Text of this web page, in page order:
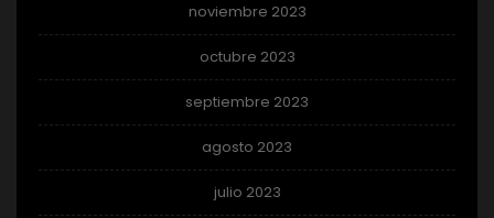
noviembre 2023
octubre 2023
septiembre 2023
agosto 2023
julio 2023